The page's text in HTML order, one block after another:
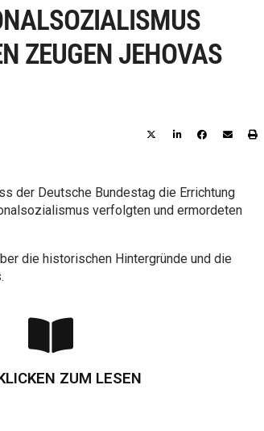
ZEUGEN JEHOVAS
der Deutsche Bundestag die Errichtung
verfolgten und ermordeten
die historischen Hintergründe und die
ZUM LESEN